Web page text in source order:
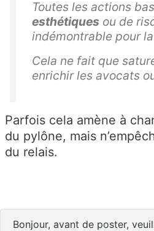
Toutes les actions
esthétiques ou de
indémontrable pour
Cela ne fait que
enrichir les avocats
Parfois cela amène à
du pylône, mais
du relais.
Bonjour, avant de poster,